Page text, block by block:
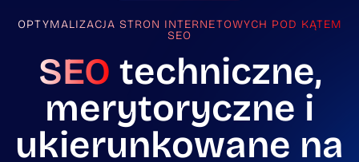
OPTYMALIZACJA STRON INTERNETOWYCH POD KĄTEM
SEO
SEO techniczne,
merytoryczne i
ukierunkowane na